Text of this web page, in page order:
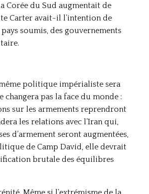
Corée du Sud augmentait de
Carter avait-il l’intention de
soumis, des gouvernements
politique impérialiste sera
pas la face du monde :
sur les armements reprendront
les relations avec l’Iran qui,
d’armement seront augmentées,
de Camp David, elle devrait
brutale des équilibres